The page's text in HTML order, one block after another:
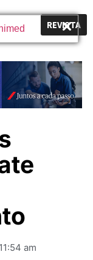
REVISTA
11:54 am